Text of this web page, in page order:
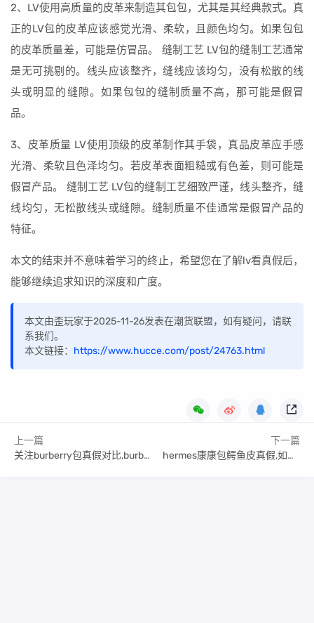
2、LV使用高质量的皮革来制造其包包，尤其是其经典款式。真
正的LV包的皮革应该感觉光滑、柔软，且颜色均匀。如果包包
的皮革质量差，可能是仿冒品。 缝制工艺 LV包的缝制工艺通常
是无可挑剔的。线头应该整齐，缝线应该均匀，没有松散的线
头或明显的缝隙。如果包包的缝制质量不高，那可能是假冒
品。
3、皮革质量 LV使用顶级的皮革制作其手袋，真品皮革应手感
光滑、柔软且色泽均匀。若皮革表面粗糙或有色差，则可能是
假冒产品。 缝制工艺 LV包的缝制工艺细致严谨，线头整齐，缝
线均匀，无松散线头或缝隙。缝制质量不佳通常是假冒产品的
特征。
本文的结束并不意味着学习的终止，希望您在了解lv看真假后，
能够继续追求知识的深度和广度。
本文由歪玩家于2025-11-26发表在潮货联盟，如有疑问，请联
系我们。
本文链接： https://www.hucce.com/post/24763.html
上一篇
关注burberry包真假对比,burberry包如何分辨真假
下一篇
hermes康康包鳄鱼皮真假,如何分辨等级